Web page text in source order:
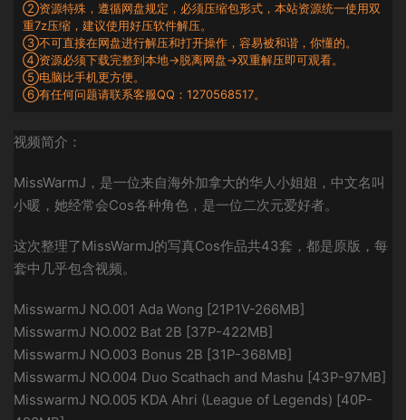
②资源特殊，遵循网盘规定，必须压缩包形式，本站资源统一使用双
重7z压缩，建议使用好压软件解压。
③不可直接在网盘进行解压和打开操作，容易被和谐，你懂的。
④资源必须下载完整到本地→脱离网盘→双重解压即可观看。
⑤电脑比手机更方便。
⑥有任何问题请联系客服QQ：1270568517。
视频简介：
MissWarmJ，是一位来自海外加拿大的华人小姐姐，中文名叫
小暖，她经常会Cos各种角色，是一位二次元爱好者。
这次整理了MissWarmJ的写真Cos作品共43套，都是原版，每
套中几乎包含视频。
MisswarmJ NO.001 Ada Wong [21P1V-266MB]
MisswarmJ NO.002 Bat 2B [37P-422MB]
MisswarmJ NO.003 Bonus 2B [31P-368MB]
MisswarmJ NO.004 Duo Scathach and Mashu [43P-97MB]
MisswarmJ NO.005 KDA Ahri (League of Legends) [40P-